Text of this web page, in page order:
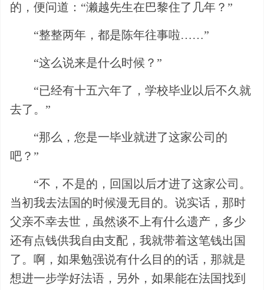
的，便问道：“濑越先生在巴黎住了几年？”
“整整两年，都是陈年往事啦……”
“这么说来是什么时候？”
“已经有十五六年了，学校毕业以后不久就
去了。”
“那么，您是一毕业就进了这家公司的
吧？”
“不，不是的，回国以后才进了这家公司。
当初我去法国的时候漫无目的。说实话，那时
父亲不幸去世，虽然谈不上有什么遗产，多少
还有点钱供我自由支配，我就带着这笔钱出国
了。啊，如果勉强说有什么目的的话，那就是
想进一步学好法语，另外，如果能在法国找到